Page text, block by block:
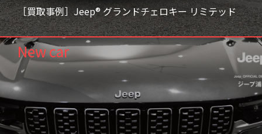
［買取事例］Jeep® グランドチェロキー リミテッド
New car